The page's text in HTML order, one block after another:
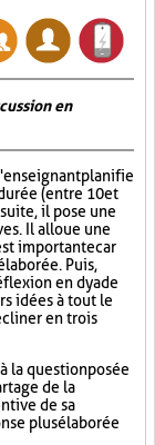
en
planifie
(entre 10 et
il pose une
Il alloue une
importante car
Puis,
en dyade
idées à tout le
en trois
la question posée
de la
de sa
plus élaborée